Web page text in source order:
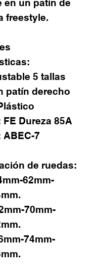
en un patín de
freestyle.
5 tallas
patín derecho
FE Dureza 85A
ABEC-7
de ruedas:
62mm-
70mm-
74mm-